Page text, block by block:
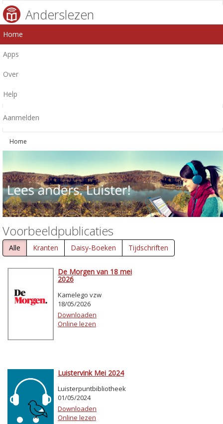
Anderslezen
Home
Apps
Over
Help
Aanmelden
Home
Voorbeeldpublicaties
Alle Kranten Daisy-Boeken Tijdschriften
De Morgen van 18 mei
2026
Kamelego vzw
18/05/2026
Downloaden
Online lezen
Luistervink Mei 2024
Luisterpuntbibliotheek
01/05/2024
Downloaden
Online lezen